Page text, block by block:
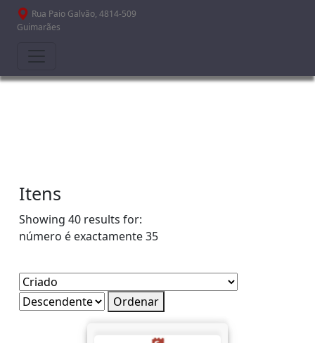
Passar para o conteúdo principal
Rua Paio Galvão, 4814-509
Guimarães
Itens
Showing 40 results for:
número é exactamente35
Ordenar